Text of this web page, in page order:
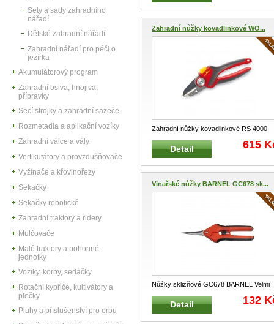
Sety a sady zahradního
nářadí
Dětské zahradní nářadí
Zahradní nářadí pro péči o
jezírka
Akumulátorový program
Zahradní osiva, hnojiva,
přípravky
Secí strojky a zahradní sazeče
Rozmetadla a aplikační vozíky
Zahradní válce a vály
Vertikutátory a provzdušňovače
Vyžínače a křovinořezy
Sekačky
Sekačky robotické
Zahradní traktory a ridery
Mulčovače
Malé traktory a pohonné
jednotky
Vozíky, korby, sedačky
Rotační kypřiče, kultivátory a
plečky
Pluhy a příslušenství pro orbu
Zahradní nůžky kovadlinkové WO...
Zahradní nůžky kovadlinkové RS 4000
PREMIUM PLUS WOLF-GARTEN
Detail 615
Vinařské nůžky BARNEL GC678 sk...
Nůžky sklizňové GC678 BARNEL Velmi
jemné nůžky na ruční a šetrnou skl
Detail 132